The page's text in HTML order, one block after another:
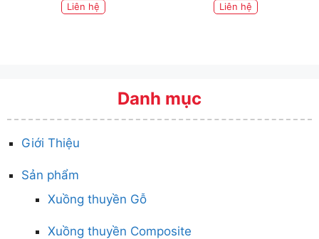
Liên hệ Liên hệ
Danh mục
Giới Thiệu
Sản phẩm
Xuồng thuyền Gỗ
Xuồng thuyền Composite